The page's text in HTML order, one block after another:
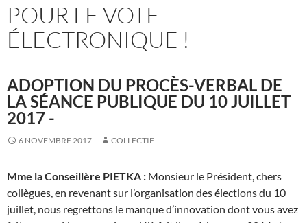
POUR LE VOTE
ÉLECTRONIQUE !
ADOPTION DU PROCÈS-VERBAL DE
LA SÉANCE PUBLIQUE DU 10 JUILLET
2017 -
6 NOVEMBRE 2017 COLLECTIF
Mme la Conseillère PIETKA : Monsieur le Président, chers
collègues, en revenant sur l’organisation des élections du 10
juillet, nous regrettons le manque d’innovation dont vous avez